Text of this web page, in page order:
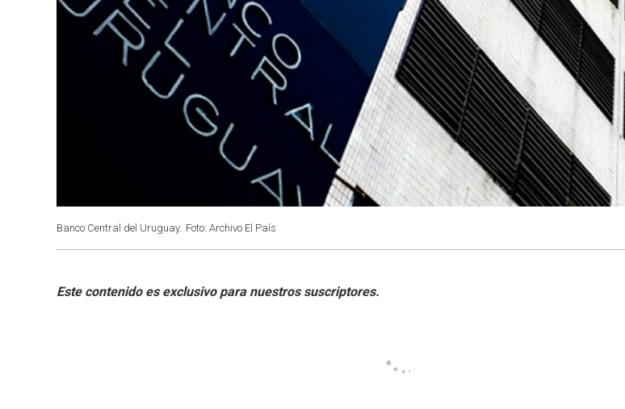
Banco Central del Uruguay. Foto: Archivo El País